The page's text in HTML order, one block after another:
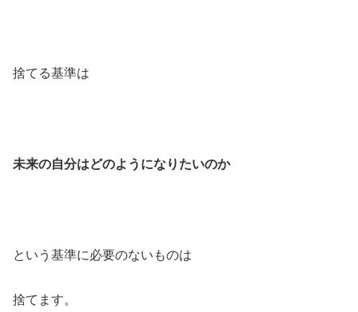
捨てる基準は
未来の自分はどのようになりたいのか
という基準に必要のないものは
捨てます。